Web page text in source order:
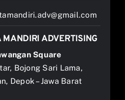
MANDIRI ADVERTISING
Square
Bojong Sari Lama,
Depok – Jawa Barat